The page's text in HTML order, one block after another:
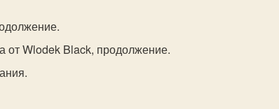
от Wlodek Black, продолжение.